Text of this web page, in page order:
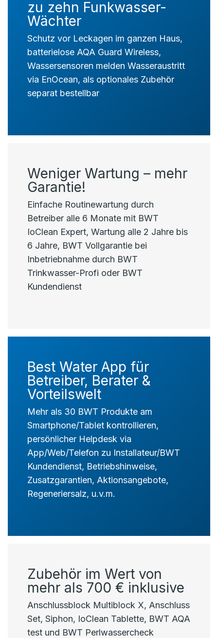
zu zehn Funkwasser-
Wächter
Schutz vor Leckagen im ganzen Haus,
batterielose AQA Guard Wireless,
Wassersensoren melden Wasseraustritt
via EnOcean, als optionales Zubehör
separat bestellbar
Weniger Wartung – mehr
Garantie!
Einfache Routinewartung durch
Betreiber alle 6 Monate mit BWT
IoClean Expert, Wartung alle 2 Jahre bis
6 Jahre, BWT Vollgarantie bei
Inbetriebnahme durch BWT
Trinkwasser-Profi oder BWT
Kundendienst
Best Water App für
Betreiber, Berater &
Vorteilswelt
Mehr als 30 BWT Produkte am
Smartphone/Tablet kontrollieren,
persönlicher Helpdesk via
App/Web/Telefon zu Installateur/BWT
Kundendienst, Betriebshinweise,
Zusatzgarantien, Aktionsangebote,
Regeneriersalz, u.v.m.
Zubehör im Wert von
mehr als 700 € inklusive
Anschlussblock Multiblock X, Anschluss
Set, Siphon, IoClean Tablette, BWT AQA
test und BWT Perlwassercheck